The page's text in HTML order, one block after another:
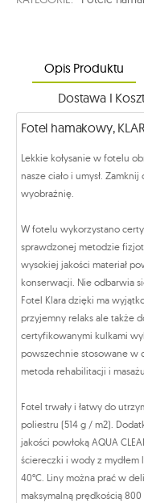
Opis Produktu
Dostawa I
Fotel hamakowy,
Lekkie kołysanie w fotelu
nasze ciało i umysł.
wyobraźnię.
W fotelu wykorzystano
sprawdzonej metodzie
wysokiej jakości materiał
konserwacji. Nie odbarwia
Fotel Klara dzięki ma
przyjemny relaks ale także
certyfikowanymi kulkami
powszechnie stosowane w
metoda rehabilitacji i
Fotel trwały i łatwy do
poliestru (514 g / m2).
jakości powłoką AQUA
ściereczki i wody z
40°C. Liny można prać w
maksymalną prędkością